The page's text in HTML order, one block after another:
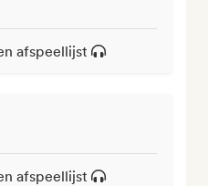
afspeellijst
afspeellijst